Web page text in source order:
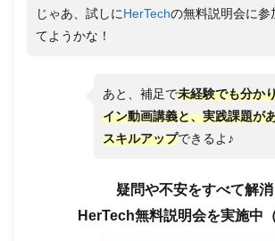
じゃあ、試しにHerTechの無料説明会に参
てようかな！
あと、補足で未経験でも分か
イン動画講義と、実践課題が
スキルアップできるよ♪
疑問や不安をすべて解消
HerTech無料説明会を実施中（